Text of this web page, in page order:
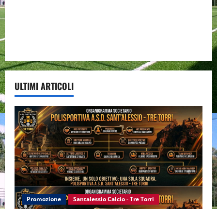
ULTIMI ARTICOLI
Promozione Santalessio Calcio - Tre Torri